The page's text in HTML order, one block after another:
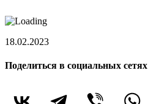
18.02.2023
Поделиться в социальных сетях